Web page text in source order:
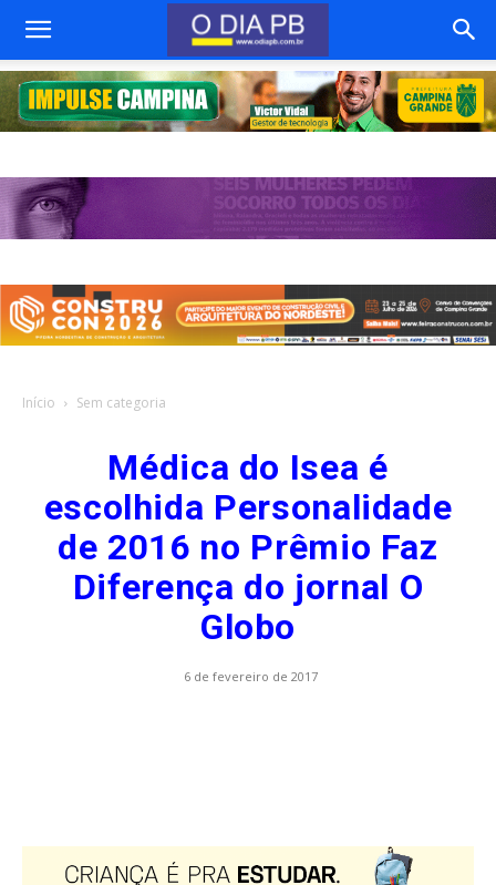
Início Sem categoria
Médica do Isea é
escolhida Personalidade
de 2016 no Prêmio Faz
Diferença do jornal O
Globo
6 de fevereiro de 2017